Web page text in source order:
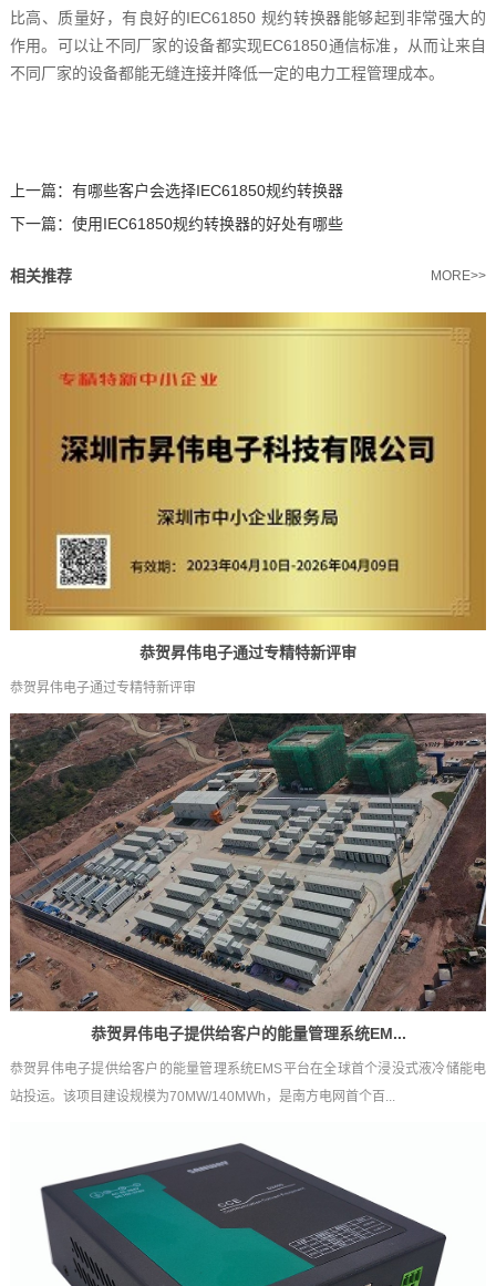
比高、质量好，有良好的IEC61850 规约转换器‍‍‍能够起到非常强大的
作用。可以让不同厂家的设备都实现EC61850通信标准，从而让来自
不同厂家的设备都能无缝连接并降低一定的电力工程管理成本。
上一篇： 有哪些客户会选择IEC61850规约转换器
下一篇： 使用IEC61850规约转换器的好处有哪些
相关推荐 MORE>>
恭贺昇伟电子通过专精特新评审
恭贺昇伟电子通过专精特新评审
恭贺昇伟电子提供给客户的能量管理系统EM...
恭贺昇伟电子提供给客户的能量管理系统EMS平台在全球首个浸没式液冷储能电
站投运。该项目建设规模为70MW/140MWh，是南方电网首个百...